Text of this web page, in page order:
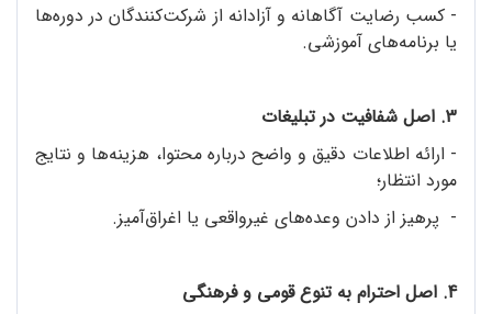
- کسب رضایت آگاهانه و آزادانه از شرکت‌کنندگان در دوره‌ها
یا برنامه‌های آموزشی.
3. اصل شفافیت در تبلیغات
- ارائه اطلاعات دقیق و واضح درباره محتوا، هزینه‌ها و نتایج
مورد انتظار؛
- پرهیز از دادن‌ وعده‌های غیرواقعی یا اغراق‌آمیز.
4. اصل احترام به تنوع قومی و فرهنگی